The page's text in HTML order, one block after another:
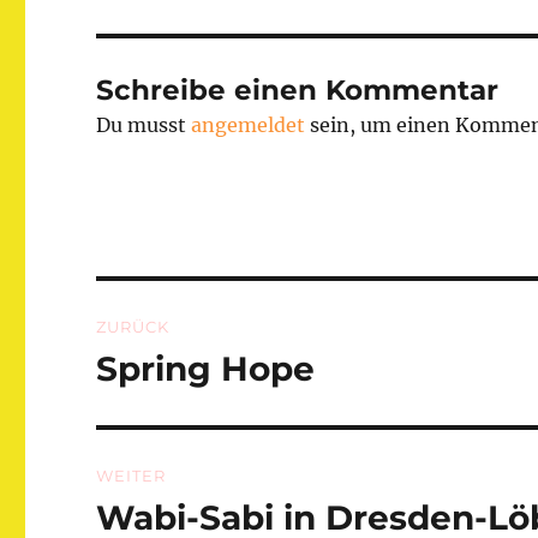
Schreibe einen Kommentar
Du musstangemeldet sein, um einen
ZURÜCK
Vorheriger
Spring Hope
WEITER
Nächster
Wabi-Sabi in Dresden-